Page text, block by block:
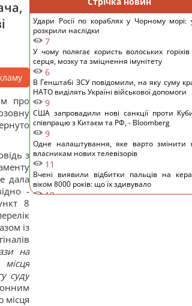
про
з
дала
-
8
із
на
суду
місця
Удари Росії по кораблях у Чорному морі:
розкрили наслідки
7
У чому полягає користь волоських
серця, мозку та зміцнення імунітету
6
В Генштабі ЗСУ повідомили, на яку суму
НАТО виділять Україні військової допомоги
9
США запровадили нові санкції проти
співпрацю з Китаєм та РФ, - Bloomberg
9
Одне налаштування, яке варто змінити
власникам нових телевізорів
11
Вчені виявили відбитки пальців на
віком 8000 років: що їх здивувало
10